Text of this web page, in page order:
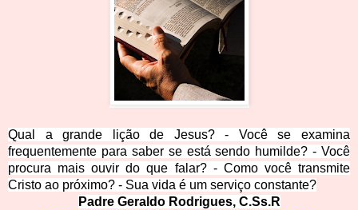
Qual a grande lição de Jesus? - Você se examina
frequentemente para saber se está sendo humilde? - Você
procura mais ouvir do que falar? - Como você transmite
Cristo ao próximo? - Sua vida é um serviço constante?
Padre Geraldo Rodrigues, C.Ss.R